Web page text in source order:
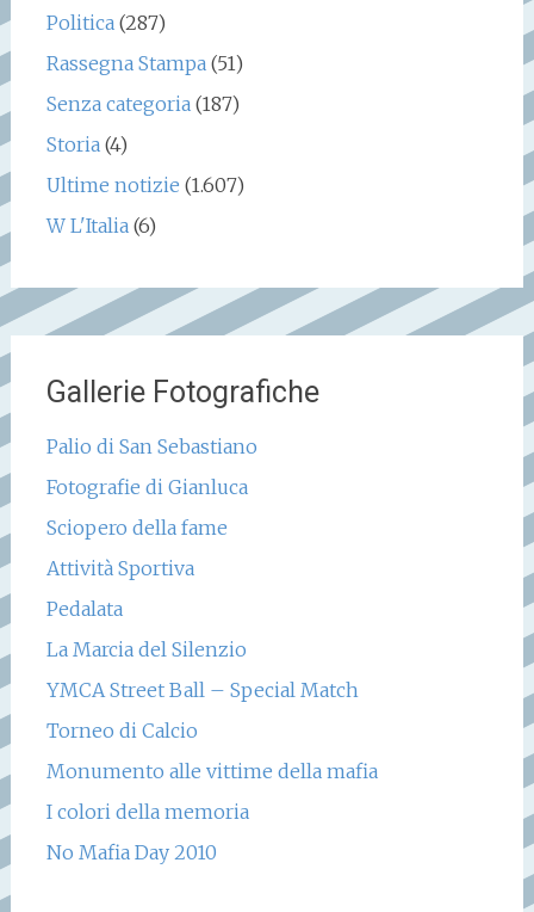
Politica (287)
Rassegna Stampa (51)
Senza categoria (187)
Storia (4)
Ultime notizie (1.607)
W L'Italia (6)
Gallerie Fotografiche
Palio di San Sebastiano
Fotografie di Gianluca
Sciopero della fame
Attività Sportiva
Pedalata
La Marcia del Silenzio
YMCA Street Ball – Special Match
Torneo di Calcio
Monumento alle vittime della mafia
I colori della memoria
No Mafia Day 2010